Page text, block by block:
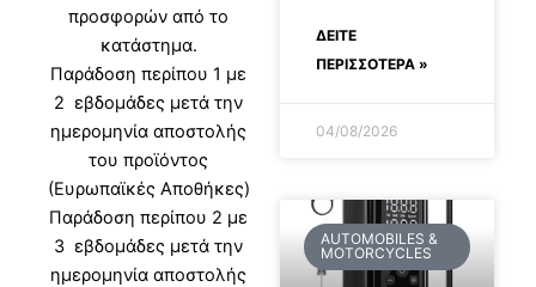
προσφορών από το
κατάστημα.
Παράδοση περίπου 1 με
2 εβδομάδες μετά την
ημερομηνία αποστολής
του προϊόντος
(Ευρωπαϊκές Αποθήκες)
Παράδοση περίπου 2 με
3 εβδομάδες μετά την
ημερομηνία αποστολής
ΔΕΊΤΕ
ΠΕΡΙΣΣΟΤΕΡΑ »
04/08/2026
AUTOMOBILES &
MOTORCYCLES